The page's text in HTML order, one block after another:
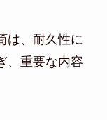
は、耐久性に
、重要な内容